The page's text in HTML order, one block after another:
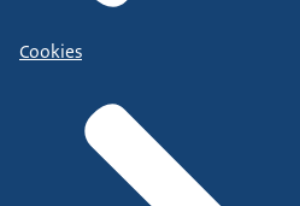
Cookies